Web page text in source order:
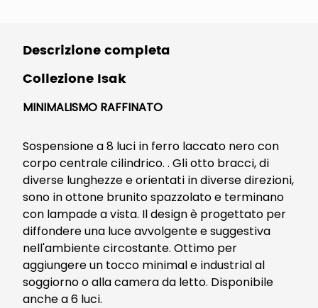
Descrizione completa
Collezione Isak
MINIMALISMO RAFFINATO
Sospensione a 8 luci in ferro laccato nero con
corpo centrale cilindrico. . Gli otto bracci, di
diverse lunghezze e orientati in diverse direzioni,
sono in ottone brunito spazzolato e terminano
con lampade a vista. Il design è progettato per
diffondere una luce avvolgente e suggestiva
nell'ambiente circostante. Ottimo per
aggiungere un tocco minimal e industrial al
soggiorno o alla camera da letto. Disponibile
anche a 6 luci.